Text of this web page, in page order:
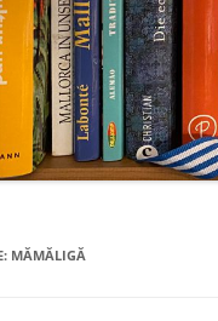
MĂMĂLIGĂ